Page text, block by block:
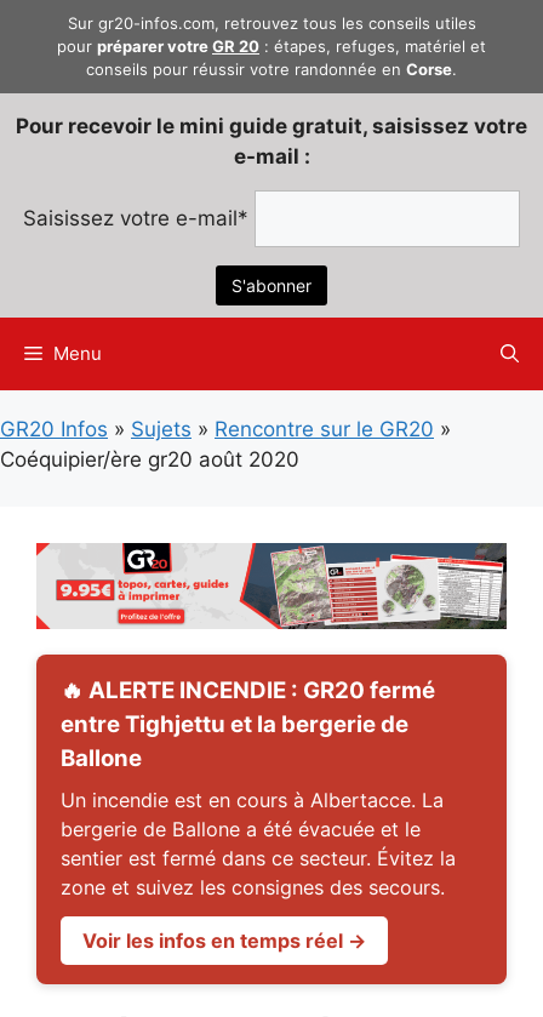
Sur gr20-infos.com, retrouvez tous les conseils utiles
pour préparer votreGR 20 : étapes, refuges, matériel et
conseils pour réussir votre randonnée en Corse.
Pour recevoir le mini guide gratuit, saisissez votre
e-mail :
Saisissez votre e-mail*
Menu
GR20 Infos » Sujets » Rencontre sur le GR20 »
Coéquipier/ère gr20 août 2020
🔥 ALERTE INCENDIE : GR20 fermé
entre Tighjettu et la bergerie de
Ballone
Un incendie est en cours à Albertacce. La
bergerie de Ballone a été évacuée et le
sentier est fermé dans ce secteur. Évitez la
zone et suivez les consignes des secours.
Voir les infos en temps réel →